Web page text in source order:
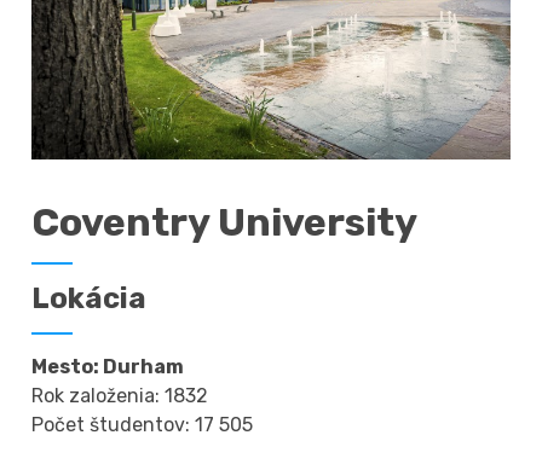
Coventry University
Lokácia
Mesto: Durham
Rok založenia: 1832
Počet študentov: 17 505